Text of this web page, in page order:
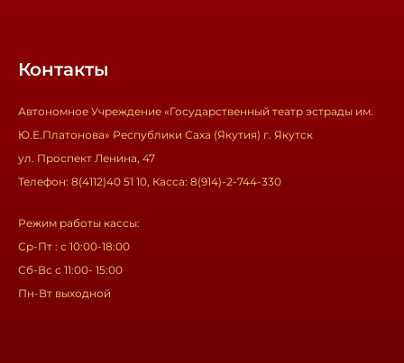
Контакты
Автономное Учреждение «Государственный театр эстрады им.
Ю.Е.Платонова» Республики Саха (Якутия) г. Якутск
ул. Проспект Ленина, 47
Телефон: 8(4112)40 51 10, Касса: 8(914)-2-744-330
Режим работы кассы:
Ср-Пт : с 10:00-18:00
Сб-Вс с 11:00- 15:00
Пн-Вт выходной